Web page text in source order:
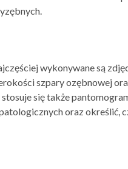
wykonywane są
szpary ozębnowej
się także
oraz określić,